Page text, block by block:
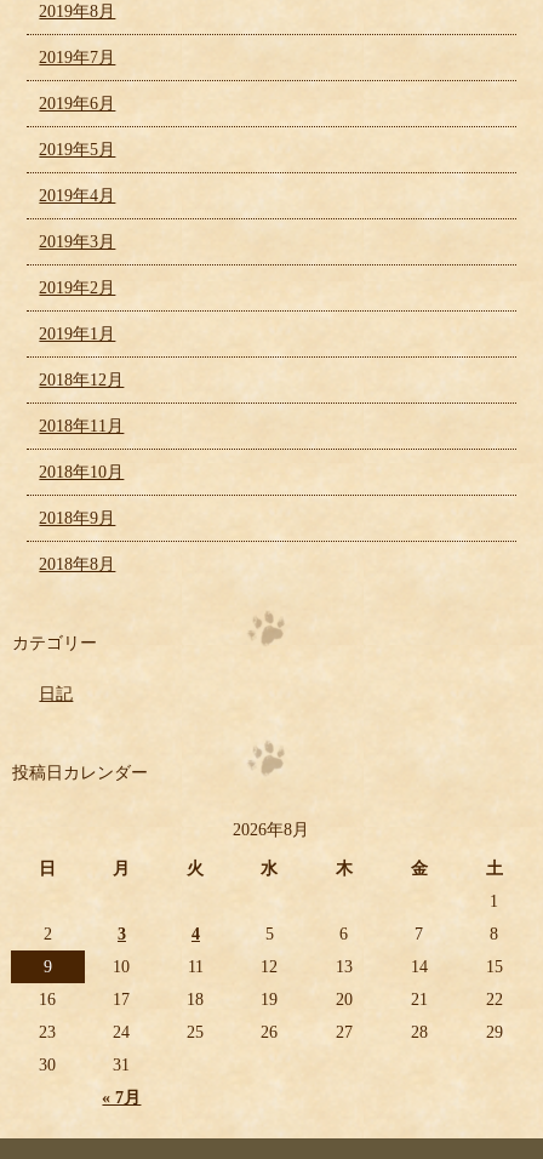
2019年8月
2019年7月
2019年6月
2019年5月
2019年4月
2019年3月
2019年2月
2019年1月
2018年12月
2018年11月
2018年10月
2018年9月
2018年8月
カテゴリー
日記
投稿日カレンダー
2026年8月
日 月 火 水 木 金 土
« 7月
1
2
3 4 5 6 7
8
9
10 11 12 13 14
15
16
17 18 19 20 21
22
23
24 25 26 27 28
29
30
31